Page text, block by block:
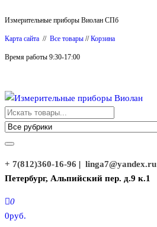
к
содержимому
Измерительные приборы Виолан СПб
Карта сайта // Все товары //Корзина
Время работы 9:30-17:00
Измерительные приборы Виолан
+ 7(812)360-16-96 | linga7@yandex.ru
Петербург, Альпийский пер. д.9 к.1
0
0руб.